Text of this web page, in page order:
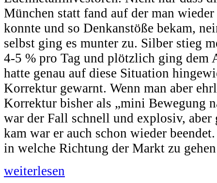
München statt fand auf der man
konnte und so Denkanstöße bekam,
selbst ging es munter zu. Silber stieg
4-5 % pro Tag und plötzlich ging dem
hatte genau auf diese Situation
Korrektur gewarnt. Wenn man aber
Korrektur bisher als „mini Bewegung
war der Fall schnell und explosiv, aber
kam war er auch schon wieder
in welche Richtung der Markt zu
weiterlesen